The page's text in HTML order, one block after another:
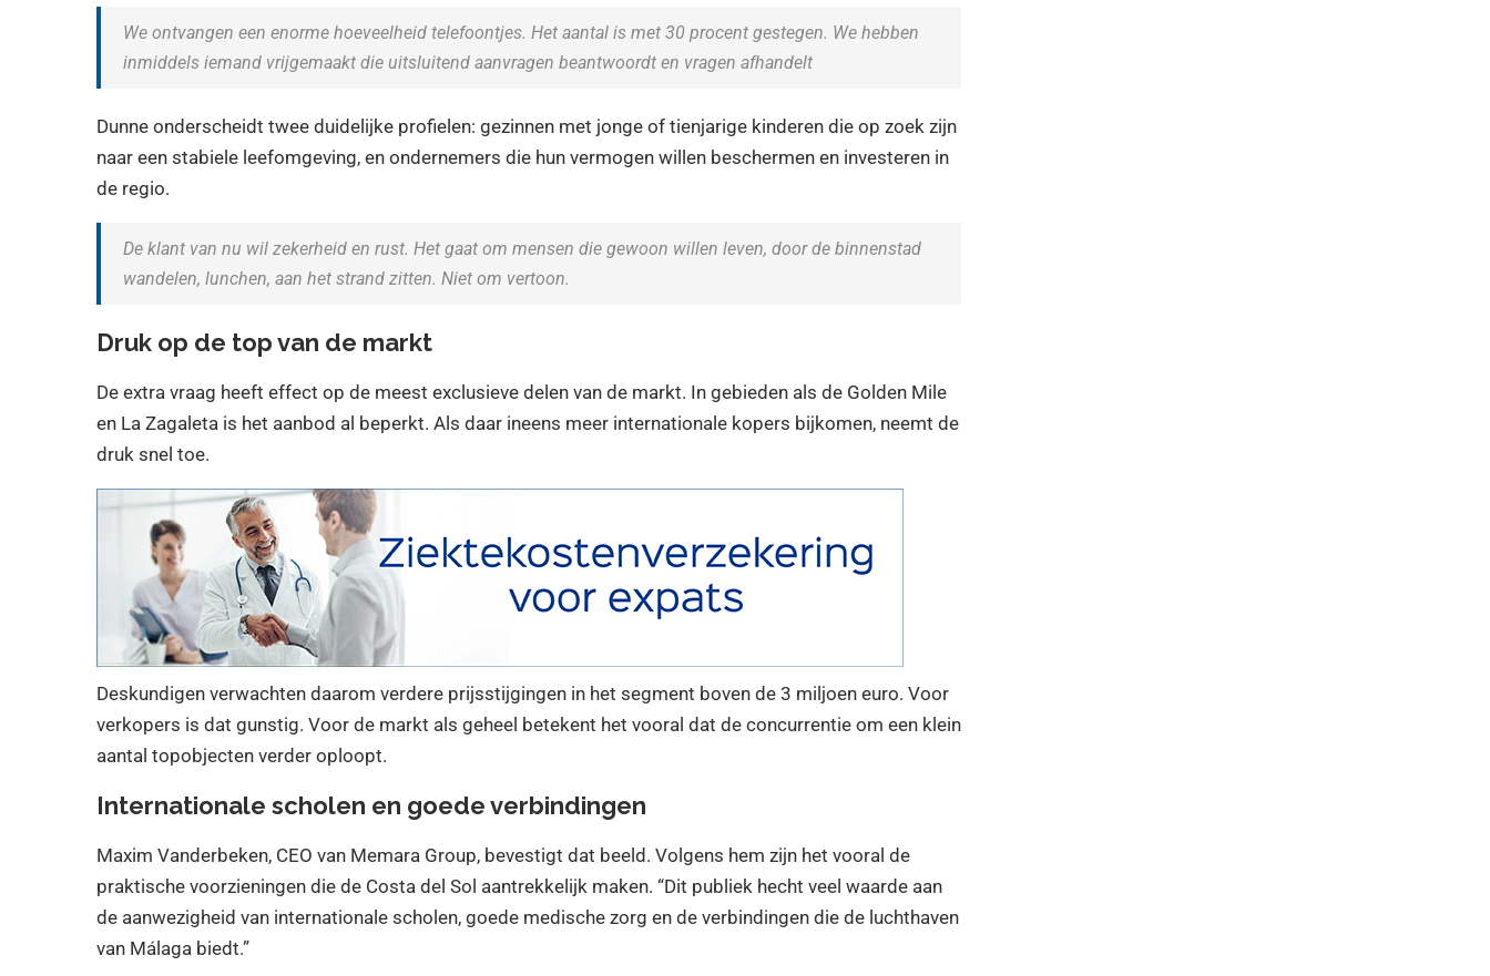
We ontvangen een enorme hoeveelheid telefoontjes. Het aantal is met 30 procent gestegen. We hebben
inmiddels iemand vrijgemaakt die uitsluitend aanvragen beantwoordt en vragen afhandelt
Dunne onderscheidt twee duidelijke profielen: gezinnen met jonge of tienjarige kinderen die op zoek zijn
naar een stabiele leefomgeving, en ondernemers die hun vermogen willen beschermen en investeren in
de regio.
De klant van nu wil zekerheid en rust. Het gaat om mensen die gewoon willen leven, door de binnenstad
wandelen, lunchen, aan het strand zitten. Niet om vertoon.
Druk op de top van de markt
De extra vraag heeft effect op de meest exclusieve delen van de markt. In gebieden als de Golden Mile
en La Zagaleta is het aanbod al beperkt. Als daar ineens meer internationale kopers bijkomen, neemt de
druk snel toe.
Deskundigen verwachten daarom verdere prijsstijgingen in het segment boven de 3 miljoen euro. Voor
verkopers is dat gunstig. Voor de markt als geheel betekent het vooral dat de concurrentie om een klein
aantal topobjecten verder oploopt.
Internationale scholen en goede verbindingen
Maxim Vanderbeken, CEO van Memara Group, bevestigt dat beeld. Volgens hem zijn het vooral de
praktische voorzieningen die de Costa del Sol aantrekkelijk maken. “Dit publiek hecht veel waarde aan
de aanwezigheid van internationale scholen, goede medische zorg en de verbindingen die de luchthaven
van Málaga biedt.”